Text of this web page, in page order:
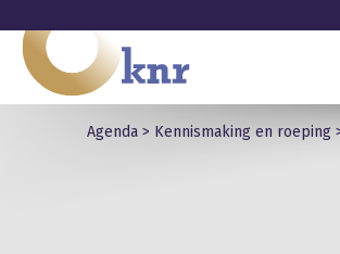
Agenda > Kennismaking en roeping